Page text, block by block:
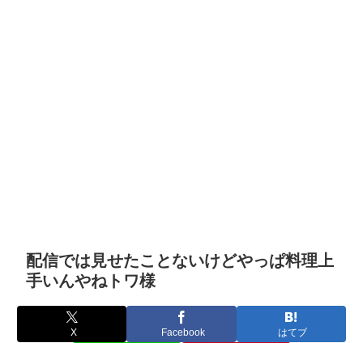
配信では見せたことないけどやっぱ料理上
手いんやねトワ様
X Facebook はてブ